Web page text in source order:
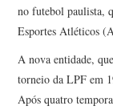
no futebol paulista,
Esportes Atléticos
A nova entidade,
torneio da LPF em
Após quatro